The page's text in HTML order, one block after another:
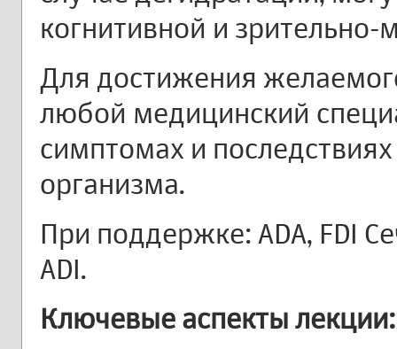
когнитивной и
Для достижения
любой медицинский
симптомах и
организма.
При поддержке: ADA, FDI
ADI.
Ключевые аспекты лекции: